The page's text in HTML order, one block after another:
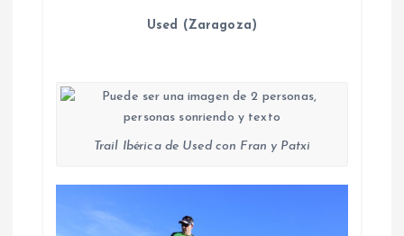
Used (Zaragoza)
Trail Ibérica de Used con Fran y Patxi